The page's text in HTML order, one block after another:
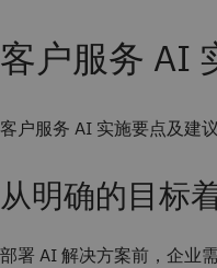
客户服务 AI
客户服务 AI 实施要点及建
从明确的目标
部署 AI 解决方案前，企业